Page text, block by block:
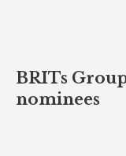
BRITs
nominees